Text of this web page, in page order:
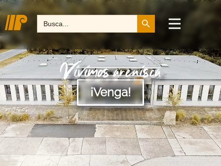
Buscar: Botón de búsqueda
Vivimos arenisca
¡Venga!